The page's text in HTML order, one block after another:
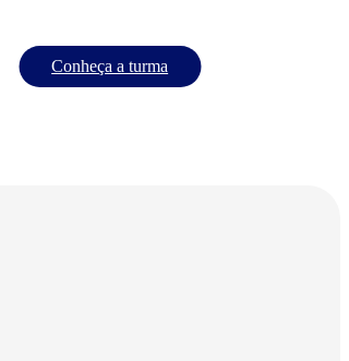
Conheça a turma